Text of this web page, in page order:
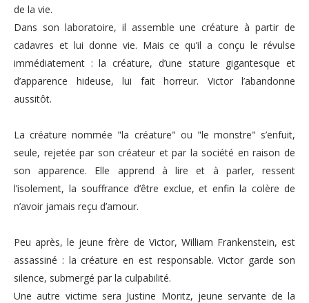
de la vie.
Dans son laboratoire, il assemble une créature à partir de
cadavres et lui donne vie. Mais ce qu’il a conçu le révulse
immédiatement : la créature, d’une stature gigantesque et
d’apparence hideuse, lui fait horreur. Victor l’abandonne
aussitôt.
La créature nommée "la créature" ou "le monstre" s’enfuit,
seule, rejetée par son créateur et par la société en raison de
son apparence. Elle apprend à lire et à parler, ressent
l’isolement, la souffrance d’être exclue, et enfin la colère de
n’avoir jamais reçu d’amour.
Peu après, le jeune frère de Victor, William Frankenstein, est
assassiné : la créature en est responsable. Victor garde son
silence, submergé par la culpabilité.
Une autre victime sera Justine Moritz, jeune servante de la